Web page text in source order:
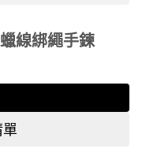
線綁繩手鍊